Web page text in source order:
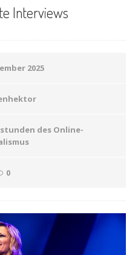
Interviews
2025
des Online-
0